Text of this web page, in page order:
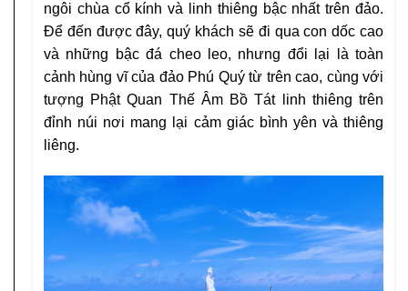
ngôi chùa cổ kính và linh thiêng bậc nhất trên đảo.
Để đến được đây, quý khách sẽ đi qua con dốc cao
và những bậc đá cheo leo, nhưng đổi lại là toàn
cảnh hùng vĩ của đảo Phú Quý từ trên cao, cùng với
tượng Phật Quan Thế Âm Bồ Tát linh thiêng trên
đỉnh núi nơi mang lại cảm giác bình yên và thiêng
liêng.